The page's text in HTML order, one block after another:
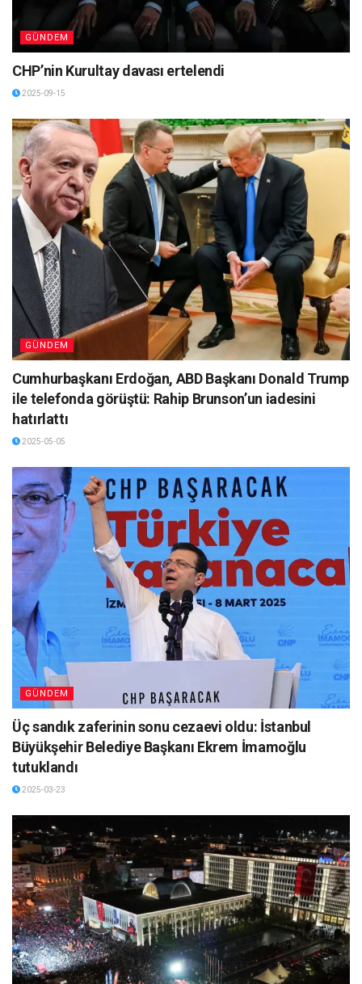
GÜNDEM
CHP’nin Kurultay davası ertelendi
2025-09-15
GÜNDEM
Cumhurbaşkanı Erdoğan, ABD Başkanı Donald Trump
ile telefonda görüştü: Rahip Brunson’un iadesini
hatırlattı
2025-05-05
GÜNDEM
Üç sandık zaferinin sonu cezaevi oldu: İstanbul
Büyükşehir Belediye Başkanı Ekrem İmamoğlu
tutuklandı
2025-03-23